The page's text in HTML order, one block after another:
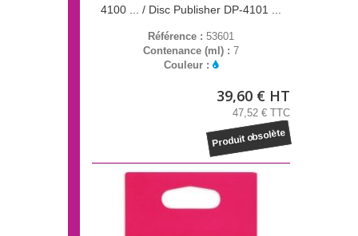
4100 ... / Disc Publisher DP-4101 ...
Référence : 53601
Contenance (ml) : 7
Couleur :
39,60 € HT
47,52 € TTC
Produit obsolète